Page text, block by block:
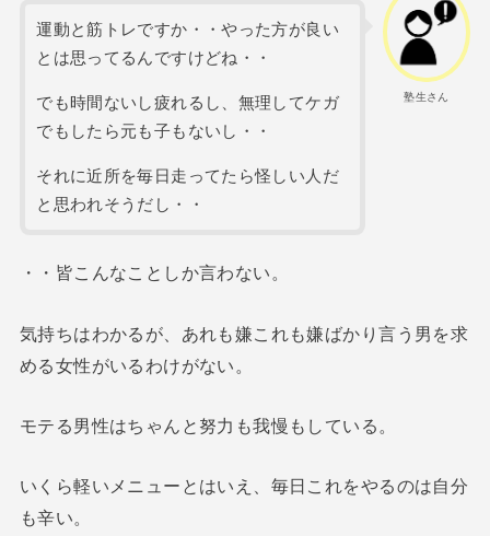
塾生さん
運動と筋トレですか・・やった方が良い
とは思ってるんですけどね・・
でも時間ないし疲れるし、無理してケガ
でもしたら元も子もないし・・
それに近所を毎日走ってたら怪しい人だ
と思われそうだし・・
・・皆こんなことしか言わない。
気持ちはわかるが、あれも嫌これも嫌ばかり言う男を求
める女性がいるわけがない。
モテる男性はちゃんと努力も我慢もしている。
いくら軽いメニューとはいえ、毎日これをやるのは自分
も辛い。